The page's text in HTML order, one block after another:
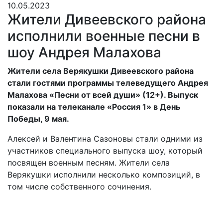
10.05.2023
Жители Дивеевского района
исполнили военные песни в
шоу Андрея Малахова
Жители села Верякушки Дивеевского района
стали гостями программы телеведущего Андрея
Малахова «Песни от всей души» (12+). Выпуск
показали на телеканале «Россия 1» в День
Победы, 9 мая.
Алексей и Валентина Сазоновы стали одними из
участников специального выпуска шоу, который
посвящен военным песням. Жители села
Верякушки исполнили несколько композиций, в
том числе собственного сочинения.